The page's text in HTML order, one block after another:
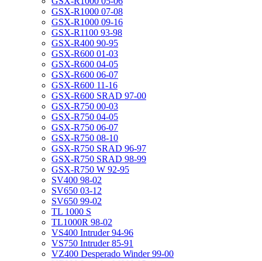
GSX-R1000 07-08
GSX-R1000 09-16
GSX-R1100 93-98
GSX-R400 90-95
GSX-R600 01-03
GSX-R600 04-05
GSX-R600 06-07
GSX-R600 11-16
GSX-R600 SRAD 97-00
GSX-R750 00-03
GSX-R750 04-05
GSX-R750 06-07
GSX-R750 08-10
GSX-R750 SRAD 96-97
GSX-R750 SRAD 98-99
GSX-R750 W 92-95
SV400 98-02
SV650 03-12
SV650 99-02
TL 1000 S
TL1000R 98-02
VS400 Intruder 94-96
VS750 Intruder 85-91
VZ400 Desperado Winder 99-00